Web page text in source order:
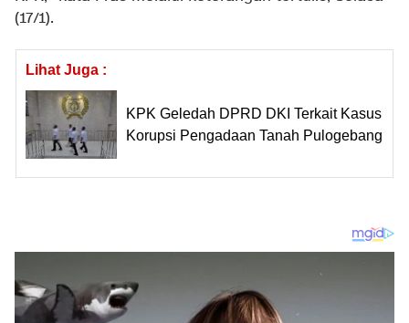
(17/1).
Lihat Juga :
KPK Geledah DPRD DKI Terkait Kasus
Korupsi Pengadaan Tanah Pulogebang